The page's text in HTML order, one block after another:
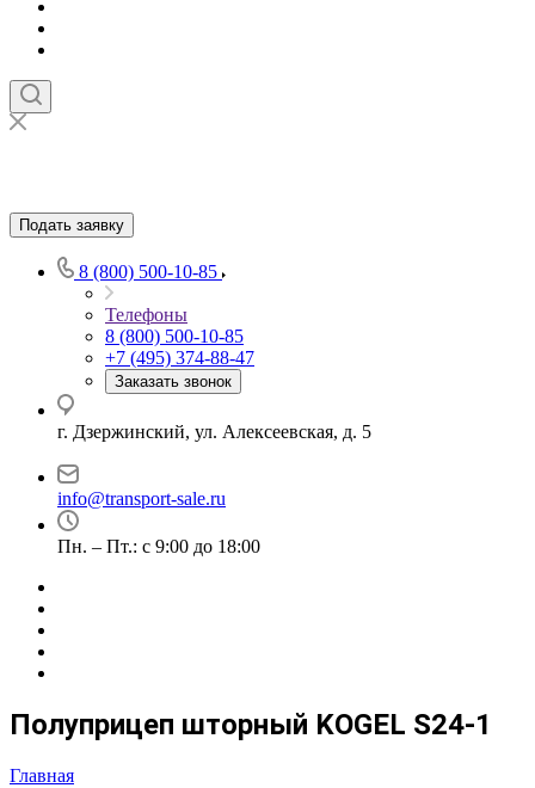
Подать заявку
8 (800) 500-10-85
Телефоны
8 (800) 500-10-85
+7 (495) 374-88-47
Заказать звонок
г. Дзержинский, ул. Алексеевская, д. 5
info@transport-sale.ru
Пн. – Пт.: с 9:00 до 18:00
Полуприцеп шторный KOGEL S24-1
Главная